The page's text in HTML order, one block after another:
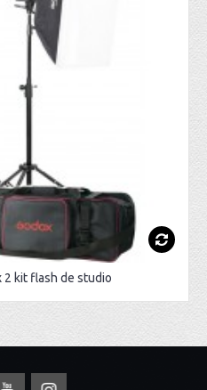
2 kit flash de studio